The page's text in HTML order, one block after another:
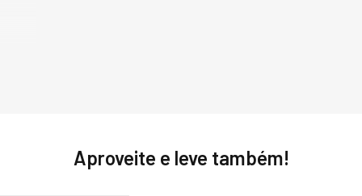
Aproveite e leve também!